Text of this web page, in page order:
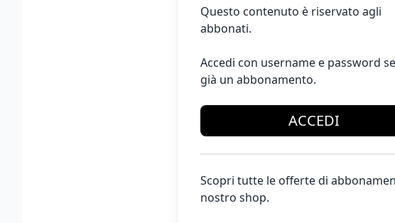
Questo contenuto è riservato agli
abbonati.
Accedi con username e password
già un abbonamento.
ACCEDI
Scopri tutte le offerte di
nostro shop.